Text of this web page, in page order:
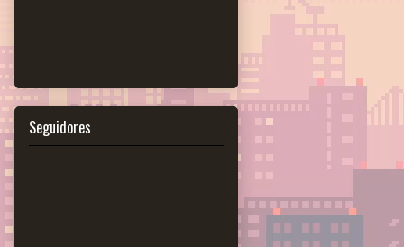
Seguidores